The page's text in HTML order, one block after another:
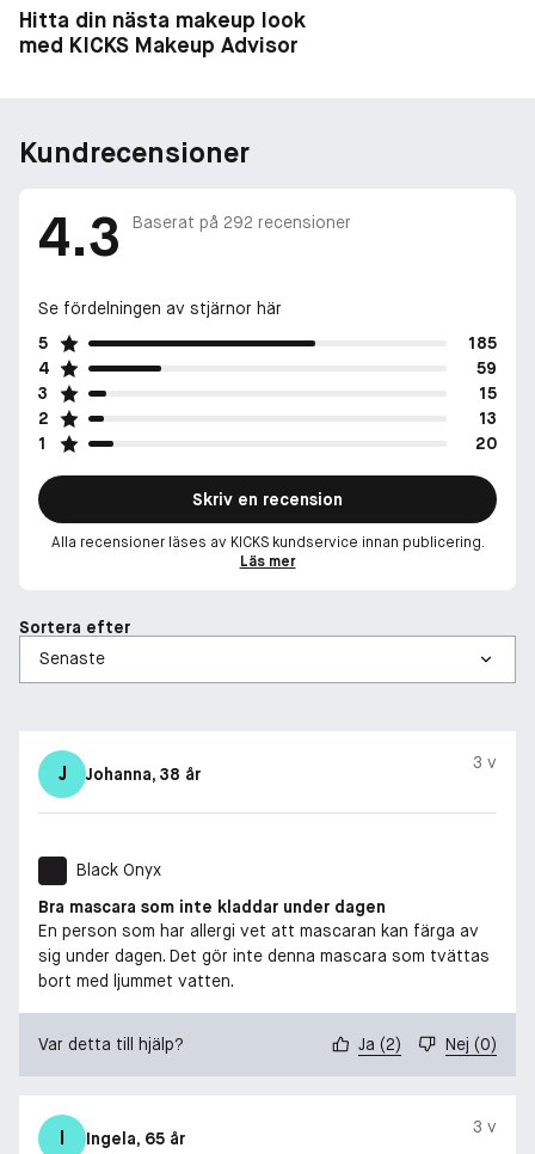
Hitta din nästa makeup look
med KICKS Makeup Advisor
Kundrecensioner
4.3 Baserat på 292 recensioner
Se fördelningen av stjärnor här
5
185
4
59
3
15
2
13
1
20
Skriv en recension
Alla recensioner läses av KICKS kundservice innan publicering.
Läs mer
Sortera efter
J Johanna, 38 år
3 v
Black Onyx
Bra mascara som inte kladdar under dagen
En person som har allergi vet att mascaran kan färga av
sig under dagen. Det gör inte denna mascara som tvättas
bort med ljummet vatten.
Var detta till hjälp? Ja (2) Nej (0)
I Ingela, 65 år
3 v